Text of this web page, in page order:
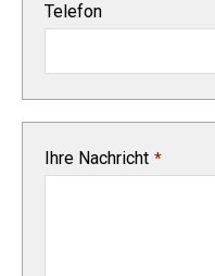
Telefon
Ihre Nachricht *